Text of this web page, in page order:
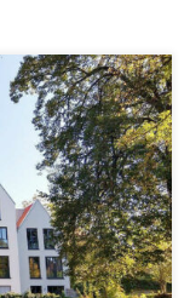
en quête de
privilégié les biens
prix d’achat dans
de l’ordre de 15 à
des prix […]